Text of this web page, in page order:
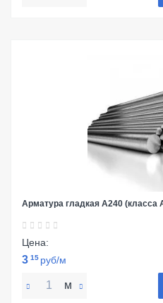
Арматура гладкая А240 (класса
Цена:
3 15 руб/м
м